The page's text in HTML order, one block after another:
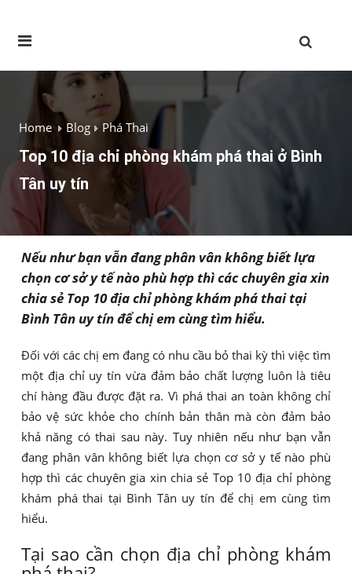
Home Blog Phá Thai
Top 10 địa chỉ phòng khám phá thai ở Bình
Tân uy tín
Nếu như bạn vẫn đang phân vân không biết lựa
chọn cơ sở y tế nào phù hợp thì các chuyên gia xin
chia sẻ Top 10 địa chỉ phòng khám phá thai tại
Bình Tân uy tín để chị em cùng tìm hiểu.
Đối với các chị em đang có nhu cầu bỏ thai kỳ thì việc tìm
một địa chỉ uy tín vừa đảm bảo chất lượng luôn là tiêu
chí hàng đầu được đặt ra. Vì phá thai an toàn không chỉ
bảo vệ sức khỏe cho chính bản thân mà còn đảm bảo
khả năng có thai sau này. Tuy nhiên nếu như bạn vẫn
đang phân vân không biết lựa chọn cơ sở y tế nào phù
hợp thì các chuyên gia xin chia sẻ Top 10 địa chỉ phòng
khám phá thai tại Bình Tân uy tín để chị em cùng tìm
hiểu.
Tại sao cần chọn địa chỉ phòng khám